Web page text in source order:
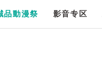
品動漫祭 影音专区